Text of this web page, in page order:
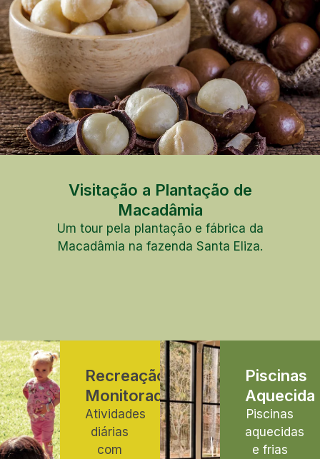
Visitação a Plantação de
Macadâmia
Um tour pela plantação e fábrica da
Macadâmia na fazenda Santa Eliza.
Recreação
Monitorada
Atividades
diárias
com
Piscinas
Aquecida
Piscinas
aquecidas
e frias